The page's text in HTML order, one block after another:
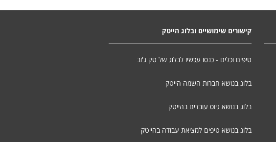
קישורים שימושיים ובלוג הייטק
טיפים וכלים - כנסו עכשיו לבלוג של טק ג'וב
בלוג בנושא חברות השמה הייטק
בלוג בנושא גיוס עובדים בהייטק
בלוג בנושא טיפים למציאת עבודה בהייטק